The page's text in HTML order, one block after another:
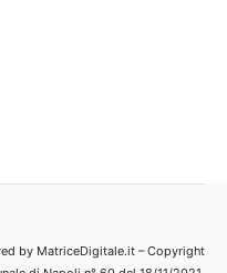
by MatriceDigitale.it – Copyright